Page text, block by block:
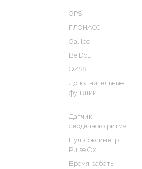
GPS
ГЛОНАСС
Galileo
BeiDou
QZSS
Дополнительные
функции
Датчик
сердечного ритма
Пульсоксиметр
Pulse Ox
Время работы